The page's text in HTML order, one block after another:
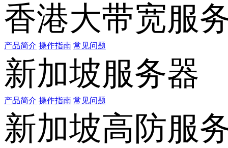
香港大带宽服
产品简介 操作指南 常见问题
新加坡服务器
产品简介 操作指南 常见问题
新加坡高防服